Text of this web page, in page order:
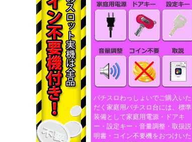
パチスロわっしょいでご購入いた
だく家庭用パチスロ台には、標準
装備として家庭用電源・ドアキ
ー・設定キー・音量調整・取扱説
明書・コイン不要機をおつけいた